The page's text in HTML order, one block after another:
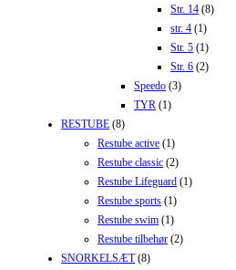
Str. 14 (8)
str. 4 (1)
Str. 5 (1)
Str. 6 (2)
Speedo (3)
TYR (1)
RESTUBE (8)
Restube active (1)
Restube classic (2)
Restube Lifeguard (1)
Restube sports (1)
Restube swim (1)
Restube tilbehør (2)
SNORKELSÆT (8)